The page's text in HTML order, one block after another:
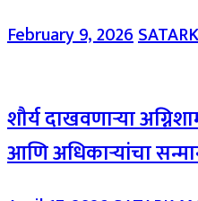
February 9, 2026
शौर्य दाखवणाऱ्या
आणि अधिकाऱ्यांचा